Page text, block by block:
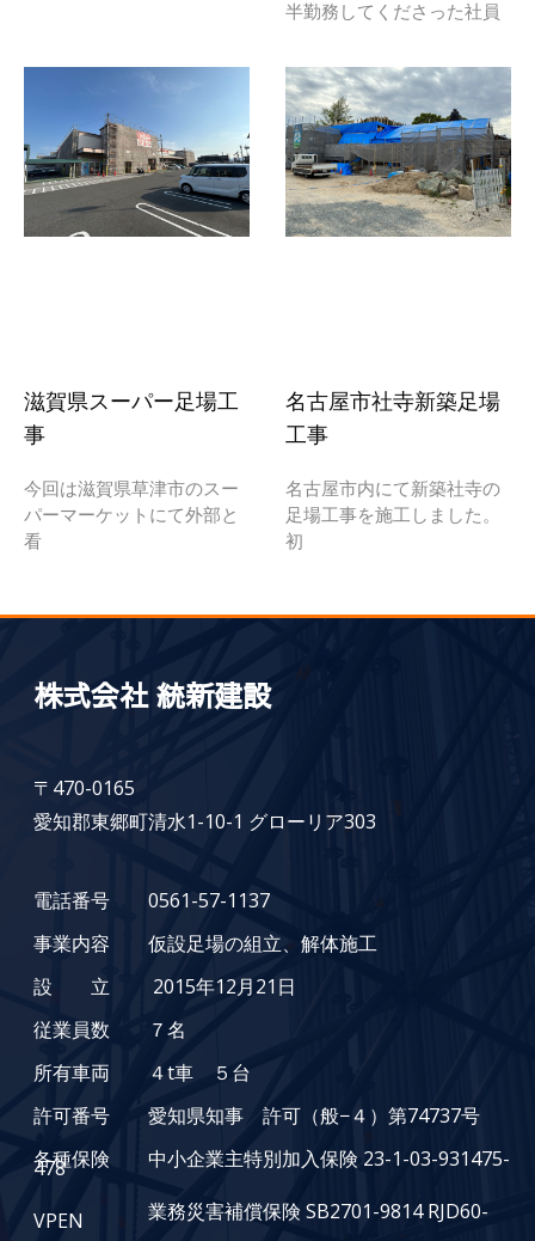
半勤務してくださった社員
滋賀県スーパー足場工
事
今回は滋賀県草津市のスー
パーマーケットにて外部と
看
名古屋市社寺新築足場
工事
名古屋市内にて新築社寺の
足場工事を施工しました。
初
株式会社 統新建設
〒470-0165
愛知郡東郷町清水1-10-1 グローリア303
電話番号 0561-57-1137
事業内容 仮設足場の組立、解体施工
設 立 2015年12月21日
従業員数 ７名
所有車両 ４t車 ５台
許可番号 愛知県知事 許可（般−４）第74737号
各種保険 中小企業主特別加入保険 23-1-03-931475-
478
業務災害補償保険 SB2701-9814 RJD60-
VPEN